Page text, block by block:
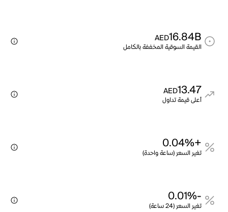
16.84B
AED
القيمة السوقية المخففة بالكامل
13.47
AED
أعلى قيمة تداول
+0.04%
تغير السعر (ساعة واحدة)
-0.01%
تغير السعر (24 ساعة)